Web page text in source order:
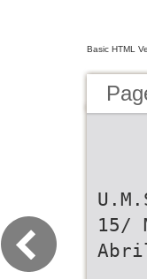
Basic HTML
15/